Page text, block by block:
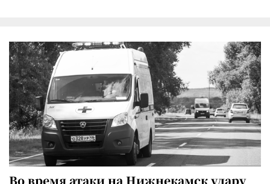
Во время атаки на Нижнекамск удару